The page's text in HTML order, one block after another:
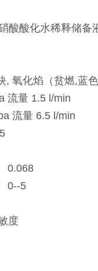
酸化水稀释储备
氧化焰（贫燃,蓝色
流量 1.5 l/min
流量 6.5 l/min
0.068
0--5
度